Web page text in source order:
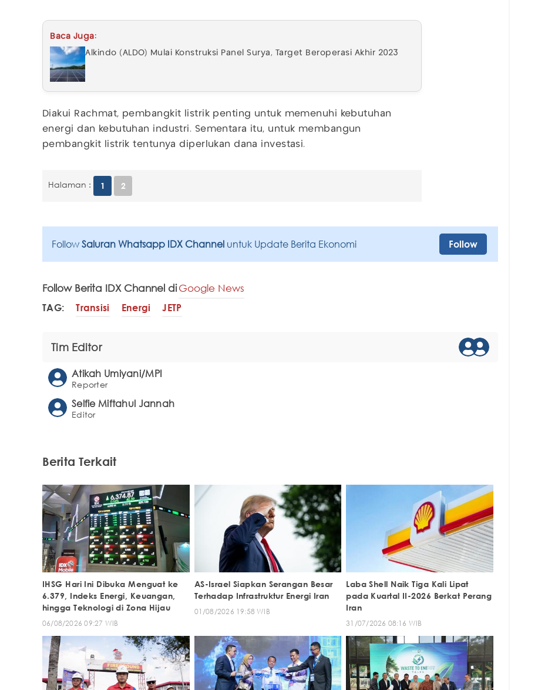
Baca Juga:
Alkindo (ALDO) Mulai Konstruksi Panel Surya, Target Beroperasi Akhir 2023
Diakui Rachmat, pembangkit listrik penting untuk memenuhi kebutuhan
energi dan kebutuhan industri. Sementara itu, untuk membangun
pembangkit listrik tentunya diperlukan dana investasi.
Halaman : 1 2
Follow Saluran Whatsapp IDX Channel untuk Update Berita Ekonomi Follow
Follow Berita IDX Channel diGoogle News
TAG: Transisi Energi JETP
Tim Editor
Atikah Umiyani/MPI
Reporter
Selfie Miftahul Jannah
Editor
Berita Terkait
IHSG Hari Ini Dibuka Menguat ke
6.379, Indeks Energi, Keuangan,
hingga Teknologi di Zona Hijau
06/08/2026 09:27 WIB
AS-Israel Siapkan Serangan Besar
Terhadap Infrastruktur Energi Iran
01/08/2026 19:58 WIB
Laba Shell Naik Tiga Kali Lipat
pada Kuartal II-2026 Berkat Perang
Iran
31/07/2026 08:16 WIB